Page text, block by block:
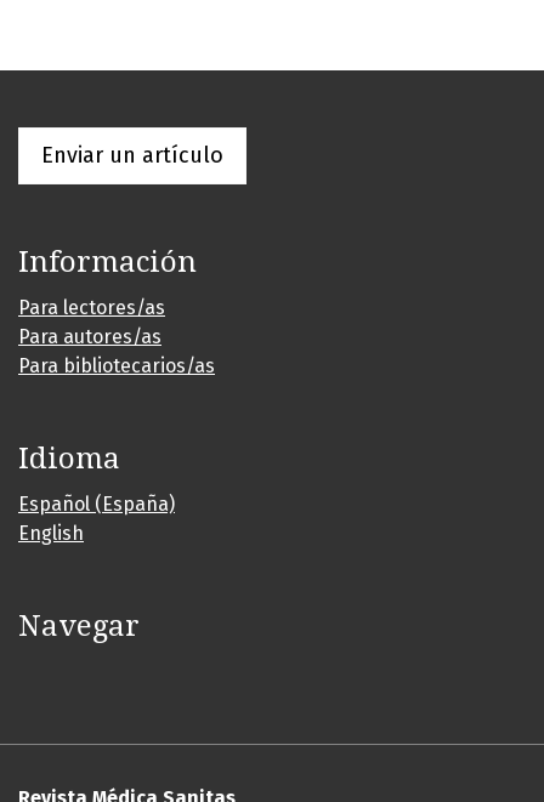
Enviar un artículo
Información
Para lectores/as
Para autores/as
Para bibliotecarios/as
Idioma
Español (España)
English
Navegar